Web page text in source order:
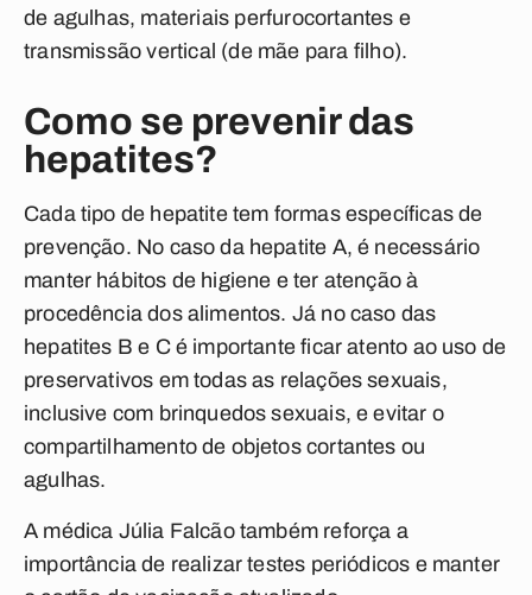
de agulhas, materiais perfurocortantes e
transmissão vertical (de mãe para filho).
Como se prevenir das
hepatites?
Cada tipo de hepatite tem formas específicas de
prevenção. No caso da hepatite A, é necessário
manter hábitos de higiene e ter atenção à
procedência dos alimentos. Já no caso das
hepatites B e C é importante ficar atento ao uso de
preservativos em todas as relações sexuais,
inclusive com brinquedos sexuais, e evitar o
compartilhamento de objetos cortantes ou
agulhas.
A médica Júlia Falcão também reforça a
importância de realizar testes periódicos e manter